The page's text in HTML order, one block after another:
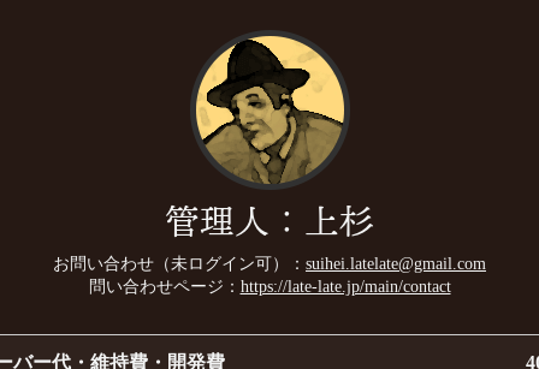
管理人：上杉
お問い合わせ（未ログイン可）： suihei.latelate@gmail.com
問い合わせページ： https://late-late.jp/main/contact
バー代・維持費・開発費